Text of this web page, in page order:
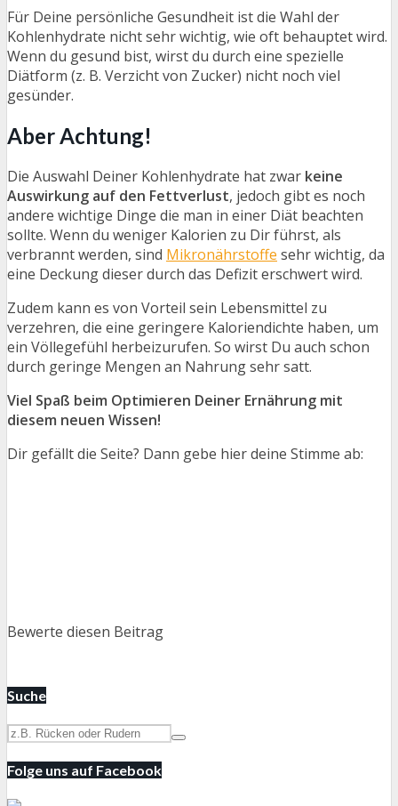
Für Deine persönliche Gesundheit ist die Wahl der
Kohlenhydrate nicht sehr wichtig, wie oft behauptet wird.
Wenn du gesund bist, wirst du durch eine spezielle
Diätform (z. B. Verzicht von Zucker) nicht noch viel
gesünder.
Aber Achtung!
Die Auswahl Deiner Kohlenhydrate hat zwar keine
Auswirkung auf den Fettverlust, jedoch gibt es noch
andere wichtige Dinge die man in einer Diät beachten
sollte. Wenn du weniger Kalorien zu Dir führst, als
verbrannt werden, sind Mikronährstoffe sehr wichtig, da
eine Deckung dieser durch das Defizit erschwert wird.
Zudem kann es von Vorteil sein Lebensmittel zu
verzehren, die eine geringere Kaloriendichte haben, um
ein Völlegefühl herbeizurufen. So wirst Du auch schon
durch geringe Mengen an Nahrung sehr satt.
Viel Spaß beim Optimieren Deiner Ernährung mit
diesem neuen Wissen!
Dir gefällt die Seite? Dann gebe hier deine Stimme ab:
Bewerte diesen Beitrag
Suche
Folge uns auf Facebook